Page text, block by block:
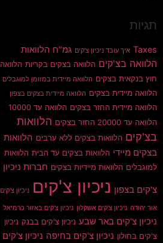
תגיות
Taxes איך עובד ניכיון צ'קים גמ"ח הלוואות
הלוואה בצ'קים הלוואה בצקים בקריות הלוואה
חוץ בנקאית בצקים הלוואה מיידית במזומן למוגבלים
הלוואה מיידית בצקים הלוואה מיידית בצקים בצפון
הלוואה מיידית החזר בצקים הלוואה עד 10000
הלוואה עד 20000 החזר בצקים
הלוואות
בצ'קים הלוואות בצקים ללא ערבים הלוואות
בצקים מיידי הלוואות בצקים עד הבית הלוואות
למוגבלים הלוואות מיידיות בצקים חברות ניכיון
צ'קים בצפון ניכיון צ'קים ניכיון צ'קים
אור יהודה ניכיון צ'קים אשקלון ניכיון צ'קים באזור כרמיאל
ניכיון צ'קים באר שבע ניכיון צ'קים בבנק ניכיון
צ'קים בחולון ניכיון צ'קים בחיפה ניכיון צ'קים